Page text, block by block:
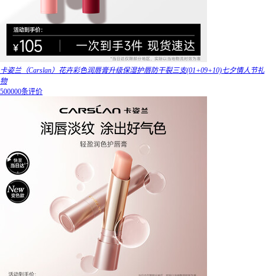
卡姿兰（Carslan）花卉彩色润唇膏升级保湿护唇防干裂三支(01+09+10)七夕情人节礼
物
500000条评价